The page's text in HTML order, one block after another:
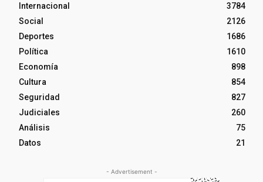
Internacional
3784
Social
2126
Deportes
1686
Política
1610
Economía
898
Cultura
854
Seguridad
827
Judiciales
260
Análisis
75
Datos
21
- Advertisement -